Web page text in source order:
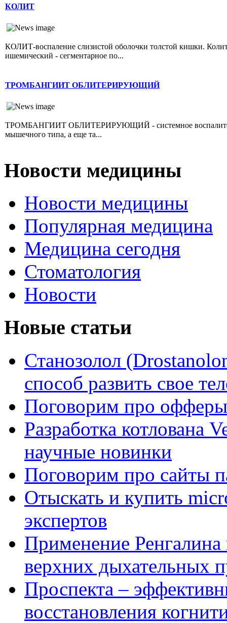
КОЛИТ
КОЛИТ-воспаление слизистой оболочки толстой кишки.
ишемический - сегментарное по...
ТРОМБАНГИИТ ОБЛИТЕРИРУЮЩИЙ
ТРОМБАНГИИТ ОБЛИТЕРИРУЮЩИЙ - системное
мышечного типа, а еще та...
Новости медицины
Новости медицины
Популярная медицина
Медицина сегодня
Стоматология
Новости
Новые статьи
Станозолол
способ развить свое
Поговорим про
Разработка котлована
научные новинки
Поговорим про сайты
Отыскать и купить
экспертов
Применение Ренгалина
верхних дыхательных
Проспекта –
восстановления